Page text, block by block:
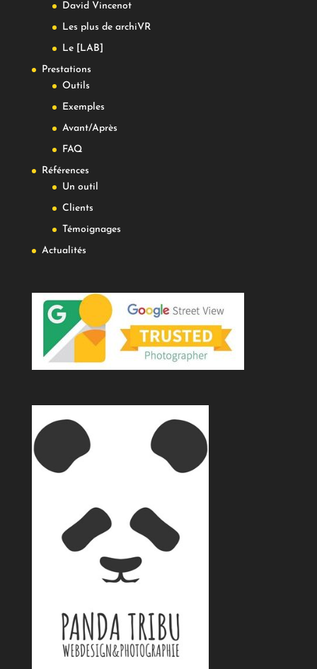
David Vincenot
Les plus de archiVR
Le [LAB]
Prestations
Outils
Exemples
Avant/Après
FAQ
Références
Un outil
Clients
Témoignages
Actualités